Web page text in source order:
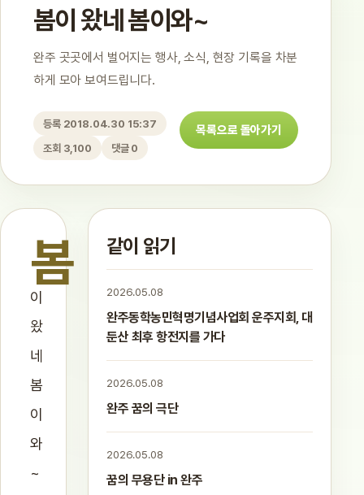
봄이 왔네 봄이와~
완주 곳곳에서 벌어지는 행사, 소식, 현장 기록을 차분
하게 모아 보여드립니다.
등록 2018.04.30 15:37
조회 3,100
댓글 0
목록으로 돌아가기
봄
이
왔
네
봄
이
와
~
같이 읽기
2026.05.08
완주동학농민혁명기념사업회 운주지회, 대
둔산 최후 항전지를 가다
2026.05.08
완주 꿈의 극단
2026.05.08
꿈의 무용단 in 완주